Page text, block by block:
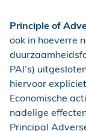
Principle of
ook in hoeverre
PAI’s)
hiervoor
Economische
nadelige
Principal